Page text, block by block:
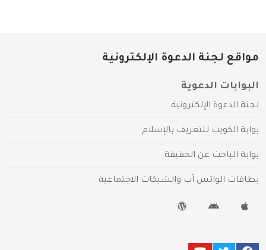
مواقع لجنة الدعوة الإلكترونية
البوابات الدعوية
لجنة الدعوة الإلكترونية
بوابة الكويت للتعريف بالإسلام
بوابة الباحث عن الحقيقة
بطاقات الواتس آب والشبكات الاجتماعية